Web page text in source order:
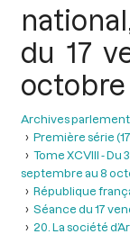
du 17
octobre
Archives
Première série
Tome XCVIII - Du
septembre au 8
République
Séance du 17
20. La société